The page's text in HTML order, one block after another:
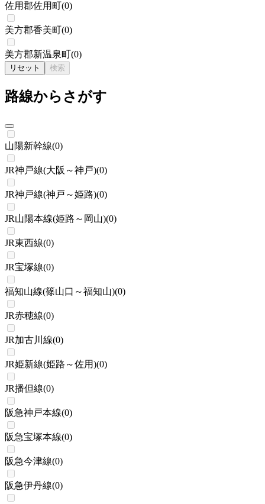
佐用郡佐用町(0)
美方郡香美町(0)
美方郡新温泉町(0)
リセット 検索
路線からさがす
山陽新幹線(0)
JR神戸線(大阪～神戸)(0)
JR神戸線(神戸～姫路)(0)
JR山陽本線(姫路～岡山)(0)
JR東西線(0)
JR宝塚線(0)
福知山線(篠山口～福知山)(0)
JR赤穂線(0)
JR加古川線(0)
JR姫新線(姫路～佐用)(0)
JR播但線(0)
阪急神戸本線(0)
阪急宝塚本線(0)
阪急今津線(0)
阪急伊丹線(0)